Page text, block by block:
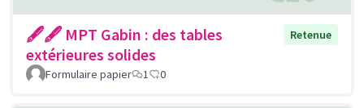
🖋🖋 MPT Gabin : des tables
extérieures solides
Retenue
Formulaire papier 1 0